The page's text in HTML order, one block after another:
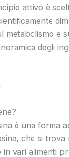
attivo è
metabolismo e
degli
è una forma
che si
vari alimenti